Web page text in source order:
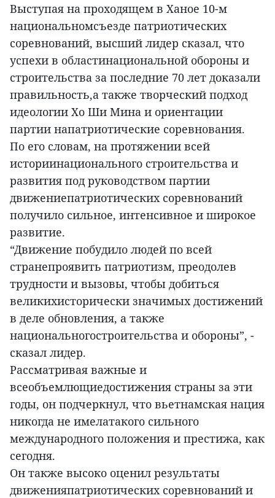
Выступая на проходящем в Ханое 10-м
национальномсъезде патриотических
соревнований, высший лидер сказал, что
успехи в областинациональной обороны и
строительства за последние 70 лет доказали
правильность,а также творческий подход
идеологии Хо Ши Мина и ориентации
партии напатриотические соревнования.
По его словам, на протяжении всей
историинационального строительства и
развития под руководством партии
движениепатриотических соревнований
получило сильное, интенсивное и широкое
развитие.
“Движение побудило людей по всей
странепроявить патриотизм, преодолев
трудности и вызовы, чтобы добиться
великихисторически значимых достижений
в деле обновления, а также
национальногостроительства и обороны”, -
сказал лидер.
Рассматривая важные и
всеобъемлющиедостижения страны за эти
годы, он подчеркнул, что вьетнамская нация
никогда не имелатакого сильного
международного положения и престижа, как
сегодня.
Он также высоко оценил результаты
движенияпатриотических соревнований и